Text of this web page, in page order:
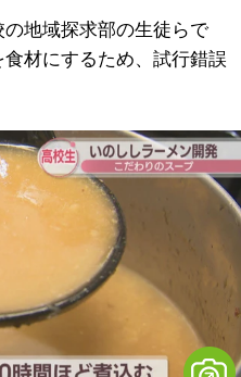
地域探求部の生徒らで
材にするため、試行錯誤